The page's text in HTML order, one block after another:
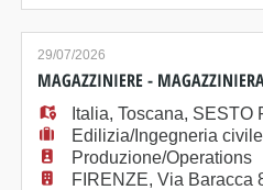
di Arezzo e Firenze. La persona
periodo di formazione iniziale, si
Lavorazione del pesce e
sashimi e piatti correlati - Control
29/07/2026
MAGAZZINIERE -
Italia, Toscana, SESTO
Edilizia/Ingegneria civile
Produzione/Operations
FIRENZE, Via Baracca